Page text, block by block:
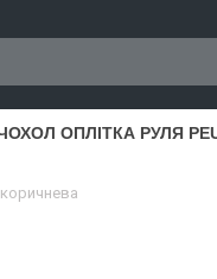
ОПЛІТКА РУЛЯ